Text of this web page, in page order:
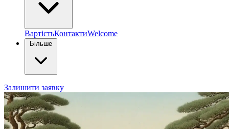
ВартістьКонтактиWelcome
Залишити заявку